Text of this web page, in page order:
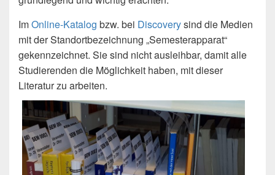
ImOnline-Katalog bzw. bei Discoverysind die Medien
mit der Standortbezeichnung „Semesterapparat“
gekennzeichnet. Sie sind nicht ausleihbar, damit alle
Studierenden die Möglichkeit haben, mit dieser
Literatur zu arbeiten.